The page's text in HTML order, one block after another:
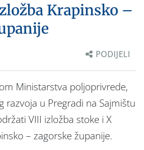
Krapinsko –
PODIJELI
Ministarstva poljoprivrede,
razvoja u Pregradi na Sajmištu
VIII izložba stoke i X
– zagorske županije.